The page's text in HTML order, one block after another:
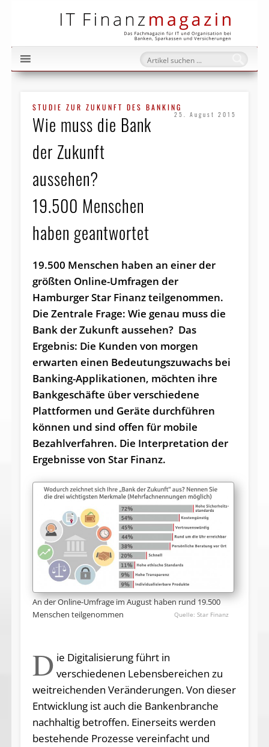
STUDIE ZUR ZUKUNFT DES BANKING
25. August 2015
Wie muss die Bank
der Zukunft
aussehen?
19.500 Menschen
haben geantwortet
19.500 Menschen haben an einer der
größten Online-Umfragen der
Hamburger Star Finanz teilgenommen.
Die Zentrale Frage: Wie genau muss die
Bank der Zukunft aussehen? Das
Ergebnis: Die Kunden von morgen
erwarten einen Bedeutungszuwachs bei
Banking-Applikationen, möchten ihre
Bankgeschäfte über verschiedene
Plattformen und Geräte durchführen
können und sind offen für mobile
Bezahlverfahren. Die Interpretation der
Ergebnisse von Star Finanz.
An der Online-Umfrage im August haben rund 19.500
Menschen teilgenommen
Star Finanz
D ie Digitalisierung führt in
verschiedenen Lebensbereichen zu
weitreichenden Veränderungen. Von dieser
Entwicklung ist auch die Bankenbranche
nachhaltig betroffen. Einerseits werden
bestehende Prozesse vereinfacht und